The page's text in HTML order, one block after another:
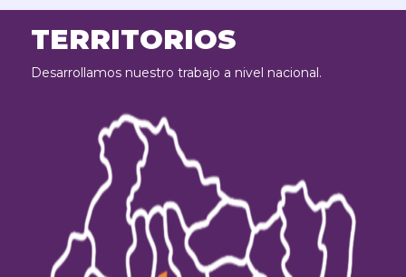
TERRITORIOS
Desarrollamos nuestro trabajo a nivel nacional.